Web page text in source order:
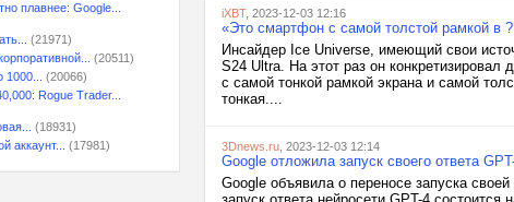
плавнее: Google...
(21971)
(20511)
(20066)
Rogue Trader...
(18931)
аккаунт...
(17981)
iXBT, 2023-12-03 12:16
«Это смартфон с самой толстой рамкой в
Инсайдер Ice Universe, имеющий свои
S24 Ultra. На этот раз он
с самой тонкой рамкой экрана и самой
тонкая....
3Dnews.ru , 2023-12-03 12:14
Google отложила запуск своего ответа
Google объявила о переносе запуска